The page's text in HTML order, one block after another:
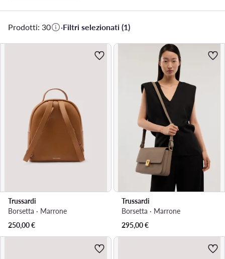
Prodotti: 30 ·Filtri selezionati (1)
Trussardi
Borsetta · Marrone
250,00€
Trussardi
Borsetta · Marrone
295,00€